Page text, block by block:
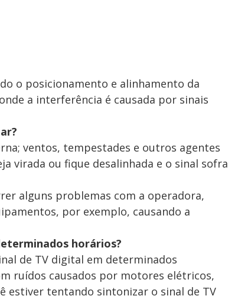
o posicionamento e alinhamento da
a interferência é causada por sinais
ventos, tempestades e outros agentes
virada ou fique desalinhada e o sinal sofra
alguns problemas com a operadora,
por exemplo, causando a
horários?
de TV digital em determinados
ruídos causados por motores elétricos,
estiver tentando sintonizar o sinal de TV